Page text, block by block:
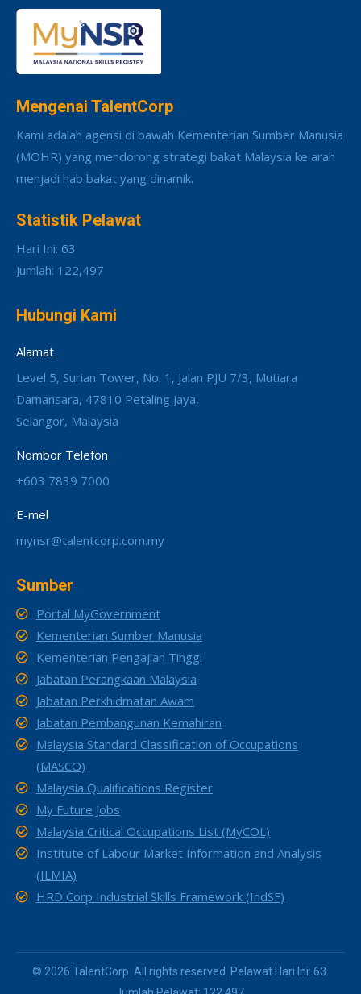
Mengenai TalentCorp
Kami adalah agensi di bawah Kementerian Sumber Manusia
(MOHR) yang mendorong strategi bakat Malaysia ke arah
menjadi hab bakat yang dinamik.
Statistik Pelawat
Hari Ini: 63
Jumlah: 122,497
Hubungi Kami
Alamat
Level 5, Surian Tower, No. 1, Jalan PJU 7/3, Mutiara
Damansara, 47810 Petaling Jaya,
Selangor, Malaysia
Nombor Telefon
+603 7839 7000
E-mel
mynsr@talentcorp.com.my
Sumber
Portal MyGovernment
Kementerian Sumber Manusia
Kementerian Pengajian Tinggi
Jabatan Perangkaan Malaysia
Jabatan Perkhidmatan Awam
Jabatan Pembangunan Kemahiran
Malaysia Standard Classification of Occupations
(MASCO)
Malaysia Qualifications Register
My Future Jobs
Malaysia Critical Occupations List (MyCOL)
Institute of Labour Market Information and Analysis
(ILMIA)
HRD Corp Industrial Skills Framework (IndSF)
© 2026 TalentCorp. All rights reserved. Pelawat Hari Ini: 63.